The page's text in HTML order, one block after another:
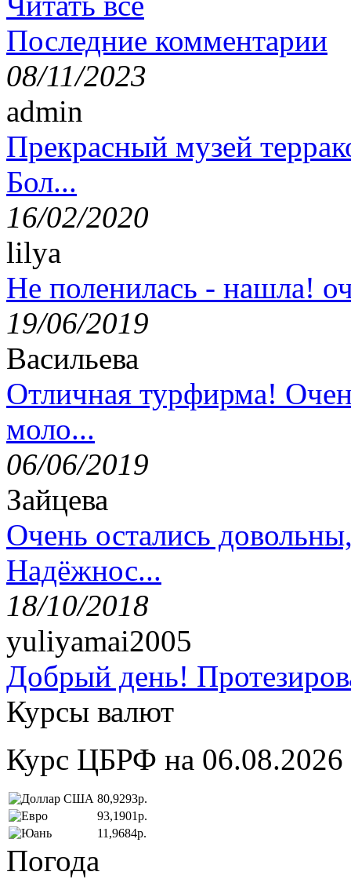
Последние комментарии
08/11/2023
admin
Прекрасный музей
Бол...
16/02/2020
lilya
Не поленилась - нашла!
19/06/2019
Васильева
Отличная турфирма!
моло...
06/06/2019
Зайцева
Очень остались
Надёжнос...
18/10/2018
yuliyamai2005
Добрый день!
Курсы валют
Курс ЦБРФ на 06.08.2026
80,9293р.
93,1901р.
11,9684р.
Погода